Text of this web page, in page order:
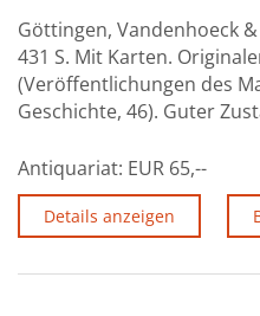
Buchempfehlungen
Neubuchsortiment
Über uns
Aktuelles
Meine
Buchbinderei und
Göttingen, Vandenhoeck
431 S. Mit Karten.
(Veröffentlichungen des
Geschichte, 46). Guter
Antiquariat: EUR 65,--
Details anzeigen